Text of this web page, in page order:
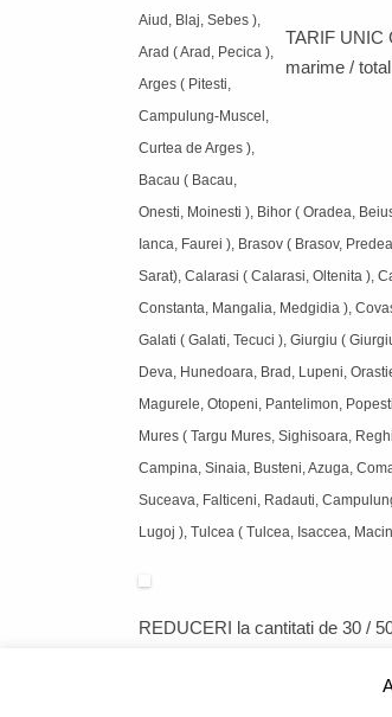
TARIF UNIC
marime /
Aiud, Blaj, Sebes ),
Arad ( Arad, Pecica ),
Arges ( Pitesti,
Campulung-Muscel,
Curtea de Arges ),
Bacau ( Bacau,
Onesti, Moinesti ), Bihor ( Oradea,
Ianca, Faurei ), Brasov ( Brasov,
Sarat), Calarasi ( Calarasi, Oltenita ),
Constanta, Mangalia, Medgidia ),
Galati ( Galati, Tecuci ), Giurgiu (
Deva, Hunedoara, Brad, Lupeni,
Magurele, Otopeni, Pantelimon,
Mures ( Targu Mures, Sighisoara,
Campina, Sinaia, Busteni, Azuga,
Suceava, Falticeni, Radauti,
Lugoj ), Tulcea ( Tulcea, Isaccea,
REDUCERI la cantitati de 30 /